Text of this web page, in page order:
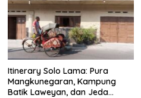
Itinerary Solo Lama: Pura
Mangkunegaran, Kampung
Batik Laweyan, dan Jeda